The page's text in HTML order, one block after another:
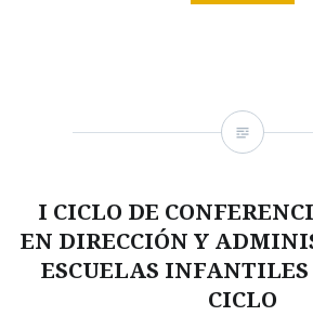
I CICLO DE
EN DIRECCIÓN Y
ESCUELAS
CICLO